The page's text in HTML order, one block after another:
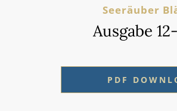
Seeräuber
Ausgabe
PDF